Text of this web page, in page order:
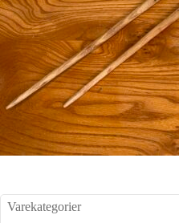
Varekategorier